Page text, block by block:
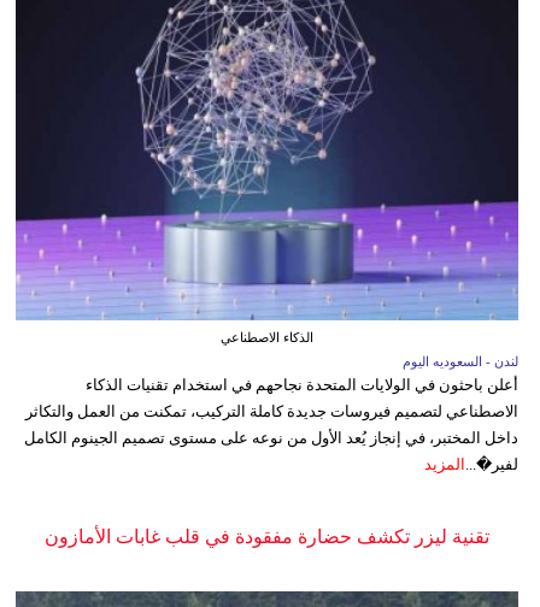
الذكاء الاصطناعي
لندن - السعوديه اليوم
أعلن باحثون في الولايات المتحدة نجاحهم في استخدام تقنيات الذكاء
الاصطناعي لتصميم فيروسات جديدة كاملة التركيب، تمكنت من العمل والتكاثر
داخل المختبر، في إنجاز يُعد الأول من نوعه على مستوى تصميم الجينوم الكامل
لفير�...
المزيد
تقنية ليزر تكشف حضارة مفقودة في قلب غابات الأمازون